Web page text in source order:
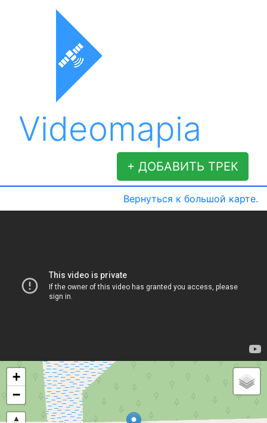
Videomapia
+ ДОБАВИТЬ ТРЕК
Вернуться к большой карте.
+
−